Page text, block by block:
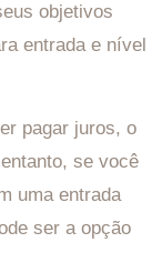
objetivos
entrada e nível
pagar juros, o
se você
uma entrada
ser a opção